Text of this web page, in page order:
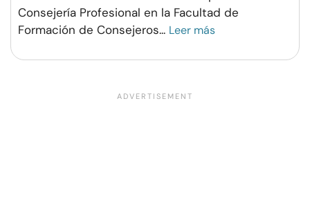
Consejería Profesional en la Facultad de
Formación de Consejeros... Leer más